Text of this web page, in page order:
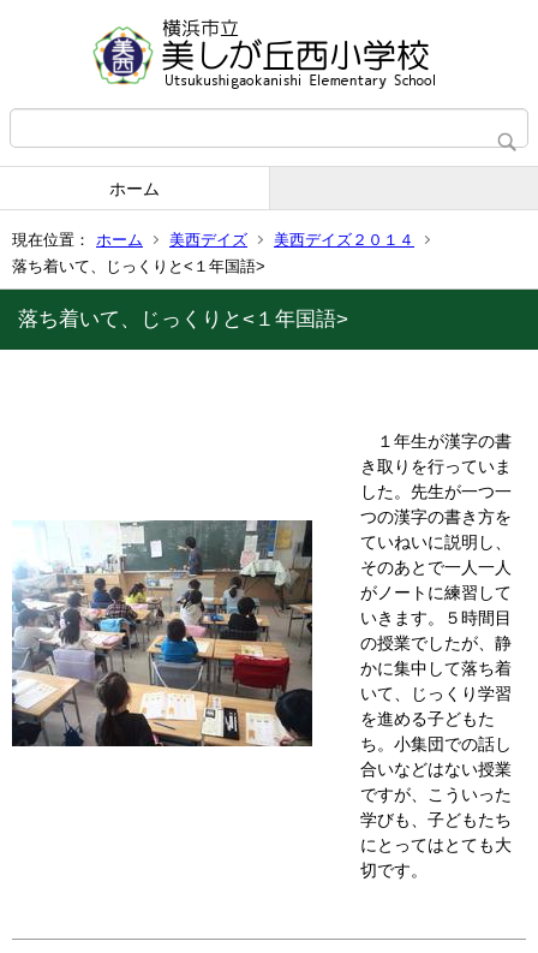
ホーム
現在位置： ホーム 美西デイズ
美西デイズ２０１４
落ち着いて、じっくりと<１年国語>
落ち着いて、じっくりと<１年国語>
１年生が漢字の書
き取りを行っていま
した。先生が一つ一
つの漢字の書き方を
ていねいに説明し、
そのあとで一人一人
がノートに練習して
いきます。５時間目
の授業でしたが、静
かに集中して落ち着
いて、じっくり学習
を進める子どもた
ち。小集団での話し
合いなどはない授業
ですが、こういった
学びも、子どもたち
にとってはとても大
切です。